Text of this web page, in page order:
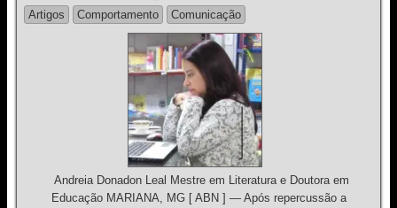
Artigos Comportamento Comunicação
Andreia Donadon Leal Mestre em Literatura e Doutora em
Educação MARIANA, MG [ ABN ] — Após repercussão a